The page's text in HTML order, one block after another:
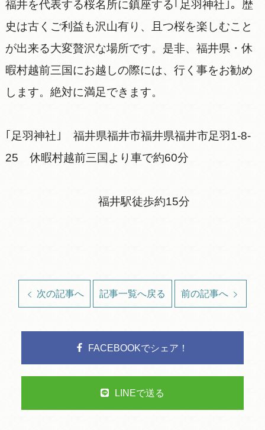
福井を代表する桜名所に鎮座する｢足羽神社｣。歴
史は古くご利益も沢山有り、且つ桜を楽しむこと
が出来る大変贅沢な場所です。是非、福井県・休
暇村越前三国にお越しの際には、行く事をお勧め
します。絶対に満足できます。
｢足羽神社｣ 福井県福井市福井県福井市足羽1-8-
25 休暇村越前三国より車で約60分
福井駅徒歩約15分
次の記事へ 記事一覧へ戻る 前の記事へ
FACEBOOKでシェア！
LINEで送る